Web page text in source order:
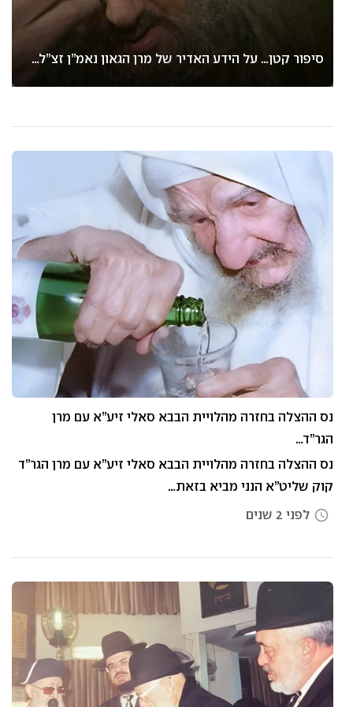
סיפור קטן… על הידע האדיר של מרן הגאון נאמ”ן זצ”ל…
נס ההצלה בחזרה מהלויית הבבא סאלי זיע”א עם מרן
הגר”ד…
נס ההצלה בחזרה מהלויית הבבא סאלי זיע”א עם מרן הגר”ד
קוק שליט”א הנני מביא בזאת…
access_time לפני 2 שנים